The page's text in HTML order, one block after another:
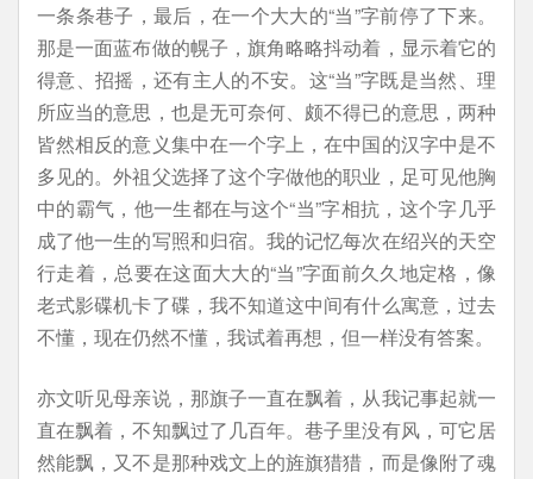
一条条巷子，最后，在一个大大的“当”字前停了下来。
那是一面蓝布做的幌子，旗角略略抖动着，显示着它的
得意、招摇，还有主人的不安。这“当”字既是当然、理
所应当的意思，也是无可奈何、颇不得已的意思，两种
皆然相反的意义集中在一个字上，在中国的汉字中是不
多见的。外祖父选择了这个字做他的职业，足可见他胸
中的霸气，他一生都在与这个“当”字相抗，这个字几乎
成了他一生的写照和归宿。我的记忆每次在绍兴的天空
行走着，总要在这面大大的“当”字面前久久地定格，像
老式影碟机卡了碟，我不知道这中间有什么寓意，过去
不懂，现在仍然不懂，我试着再想，但一样没有答案。
亦文听见母亲说，那旗子一直在飘着，从我记事起就一
直在飘着，不知飘过了几百年。巷子里没有风，可它居
然能飘，又不是那种戏文上的旌旗猎猎，而是像附了魂